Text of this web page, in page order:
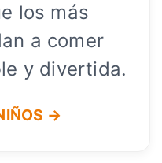
los más
a comer
y divertida.
→